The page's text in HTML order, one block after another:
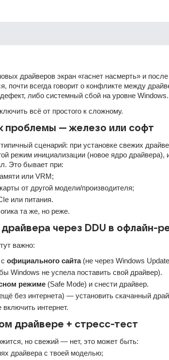
драйверов экран «гаснет насмерть» и после
почти всегда говорит о конфликте между
либо системный сбой на уровне Windows.
всё от простого к сложному.
проблемы — железо или софт
сценарий: при установке свежих
режим инициализации (новое ядро драйвера),
Это бывает при:
или VRM;
от другой модели/производителя;
или питания.
та же, но реже.
драйвера через DDU в офлайн-
важно:
официального сайта (не через Windows
Windows не успела поставить свой драйвер).
режиме (Safe Mode) и снести драйвер.
без интернета) — установить скачанный
интернет.
драйвере + стресс-тест
но свежий — нет, это может быть:
драйвера с твоей моделью;